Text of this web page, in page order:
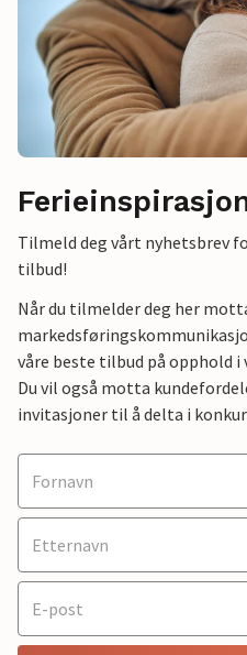
Tilmeld deg vårt nyhetsbrev
tilbud!
Når du tilmelder deg her
våre beste tilbud på opphold
Du vil også motta
invitasjoner til å delta i